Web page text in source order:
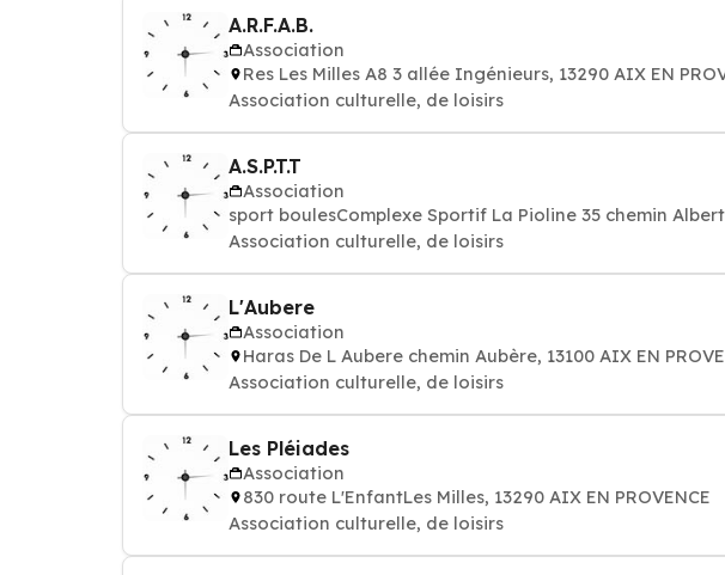
A.R.F.A.B.
Association
Res Les Milles A8 3 allée Ingénieurs, 13290 AIX EN
Association culturelle, de loisirs
A.S.P.T.T
Association
sport boulesComplexe Sportif La Pioline 35 chemin Albert
Association culturelle, de loisirs
L'Aubere
Association
Haras De L Aubere chemin Aubère, 13100 AIX EN
Association culturelle, de loisirs
Les Pléiades
Association
830 route L'EnfantLes Milles, 13290 AIX EN PROVENCE
Association culturelle, de loisirs